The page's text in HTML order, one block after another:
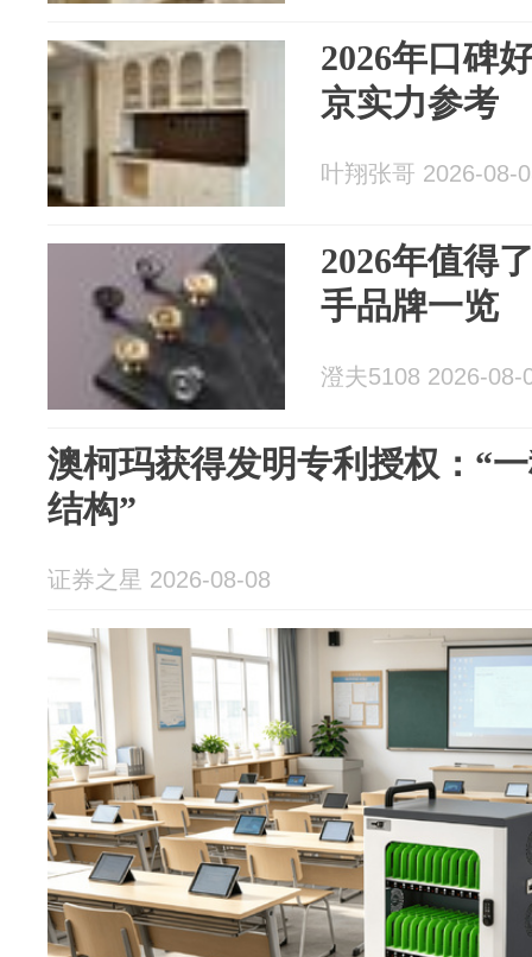
2026年口碑
京实力参考
叶翔张哥 2026-08-
2026年值得
手品牌一览
澄夫5108 2026-08-
澳柯玛获得发明专利授权：“
结构”
证券之星 2026-08-08